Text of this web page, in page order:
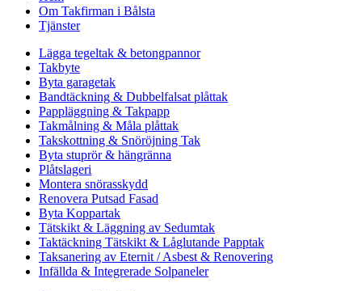
Om Takfirman i Bålsta
Tjänster
Lägga tegeltak & betongpannor
Takbyte
Byta garagetak
Bandtäckning & Dubbelfalsat plåttak
Pappläggning & Takpapp
Takmålning & Måla plåttak
Takskottning & Snöröjning Tak
Byta stuprör & hängränna
Plåtslageri
Montera snörasskydd
Renovera Putsad Fasad
Byta Koppartak
Tätskikt & Läggning av Sedumtak
Taktäckning Tätskikt & Låglutande Papptak
Taksanering av Eternit / Asbest & Renovering
Infällda & Integrerade Solpaneler